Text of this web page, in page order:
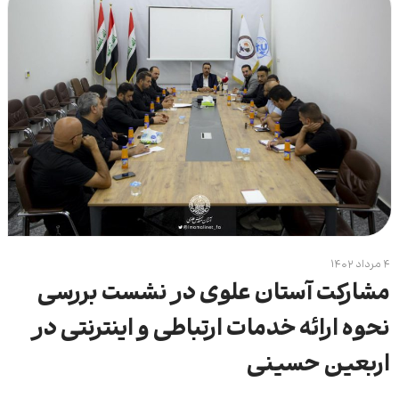
۴ مرداد ۱۴۰۲
مشارکت آستان علوی در نشست بررسی
نحوه ارائه خدمات ارتباطی و اینترنتی در
اربعین حسینی